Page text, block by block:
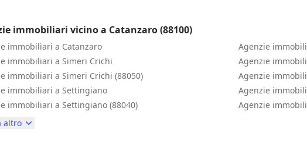
immobiliari vicino a Catanzaro (88100)
immobiliari a Catanzaro
immobiliari a Simeri Crichi
immobiliari a Simeri Crichi (88050)
immobiliari a Settingiano
immobiliari a Settingiano (88040)
Agenzie
Agenzie
Agenzie
Agenzie
Agenzie
altro